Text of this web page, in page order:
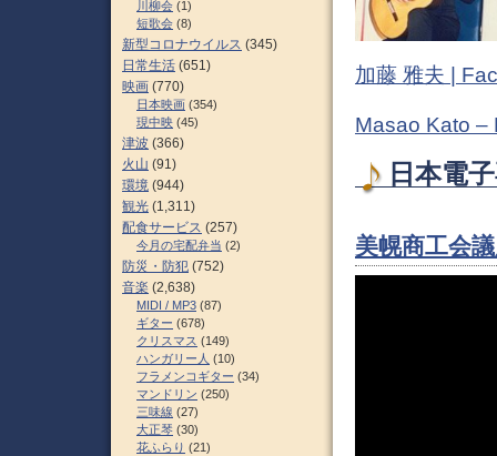
加藤 雅夫 |
Masao Kato –
日本電
美幌商工会
川柳会 (1)
短歌会 (8)
新型コロナウイルス (345)
日常生活 (651)
映画 (770)
日本映画 (354)
現中映 (45)
津波 (366)
火山 (91)
環境 (944)
観光 (1,311)
配食サービス (257)
今月の宅配弁当 (2)
防災・防犯 (752)
音楽 (2,638)
MIDI / MP3 (87)
ギター (678)
クリスマス (149)
ハンガリー人 (10)
フラメンコギター (34)
マンドリン (250)
三味線 (27)
大正琴 (30)
花ふらり (21)